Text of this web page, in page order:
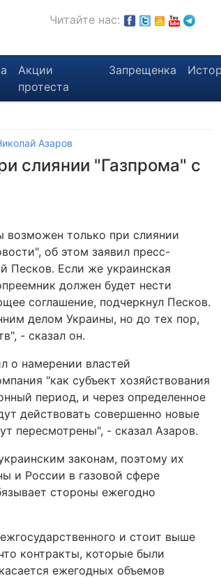
Читайте нас:
Акции
протеста
Запрещенка
Азаров
слиянии "Газпрома" с
возможен только при слиянии
об этом заявил пресс-
Песков. Если же украинская
должен будет нести
соглашение, подчеркнул Песков.
делом Украины, но до тех пор,
- сказал он.
о намерении властей
"как субъект хозяйствования
период, и через определенное
действовать совершенно новые
пересмотрены", - сказал Азаров.
законам, поэтому их
и России в газовой сфере
стороны ежегодно
и стоит выше
контракты, которые были
ежегодных объемов